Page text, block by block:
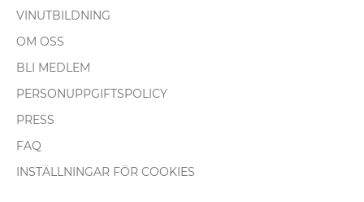
VINUTBILDNING
OM OSS
BLI MEDLEM
PERSONUPPGIFTSPOLICY
PRESS
FAQ
INSTÄLLNINGAR FÖR COOKIES